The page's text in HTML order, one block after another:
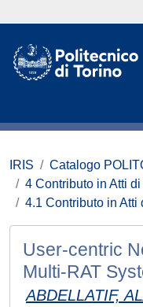
IRIS
Catalogo
4 Contributo in Atti
4.1 Contributo in Atti
User-centric
Multi-RAT
ABDELLATIF,